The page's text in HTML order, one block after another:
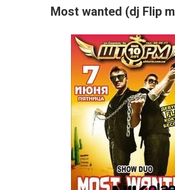
Most wanted (dj Flip